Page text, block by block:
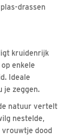
drassen
kruidenrijk
enkele
Ideale
je zeggen.
natuur vertelt
nestelde,
dood